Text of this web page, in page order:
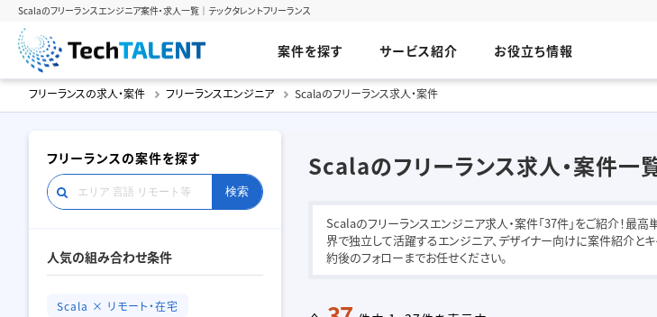
Scalaのフリーランスエンジニア案件・求人一覧｜テックタレントフリーランス
案件を探す サービス紹介 お役立ち情報
フリーランスの求人・案件 フリーランスエンジニア Scalaのフリーランス求人・案件
フリーランスの案件を探す
検索
人気の組み合わせ条件
Scala × リモート・在宅
Scalaのフリーランス求人・案件一
Scalaのフリーランスエンジニア求人・案件「37件」をご紹介！最
界で独立して活躍するエンジニア、デザイナー向けに案件紹介と
約後のフォローまでお任せください。